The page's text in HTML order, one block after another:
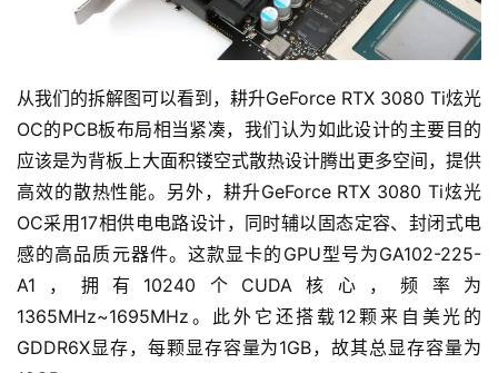
从我们的拆解图可以看到，耕升GeForce RTX 3080 Ti炫光
OC的PCB板布局相当紧凑，我们认为如此设计的主要目的
应该是为背板上大面积镂空式散热设计腾出更多空间，提供
高效的散热性能。另外，耕升GeForce RTX 3080 Ti炫光
OC采用17相供电电路设计，同时辅以固态定容、封闭式电
感的高品质元器件。这款显卡的GPU型号为GA102-225-
A1，拥有10240个CUDA核心，频率为
1365MHz~1695MHz。此外它还搭载12颗来自美光的
GDDR6X显存，每颗显存容量为1GB，故其总显存容量为